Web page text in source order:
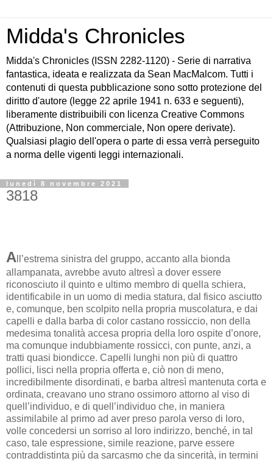
Midda's Chronicles
Midda's Chronicles (ISSN 2282-1120) - Serie di narrativa
fantastica, ideata e realizzata da Sean MacMalcom. Tutti i
contenuti di questa pubblicazione sono sotto protezione del
diritto d'autore (legge 22 aprile 1941 n. 633 e seguenti),
liberamente distribuibili con licenza Creative Commons
(Attribuzione, Non commerciale, Non opere derivate).
Qualsiasi plagio dell'opera o parte di essa verrà perseguito
a norma delle vigenti leggi internazionali.
lunedì 8 novembre 2021
3818
A ll’estrema sinistra del gruppo, accanto alla bionda
allampanata, avrebbe avuto altresì a dover essere
riconosciuto il quinto e ultimo membro di quella schiera,
identificabile in un uomo di media statura, dal fisico asciutto
e, comunque, ben scolpito nella propria muscolatura, e dai
capelli e dalla barba di color castano rossiccio, non della
medesima tonalità accesa propria della loro ospite d’onore,
ma comunque indubbiamente rossicci, con punte, anzi, a
tratti quasi biondicce. Capelli lunghi non più di quattro
pollici, lisci nella propria offerta e, ciò non di meno,
incredibilmente disordinati, e barba altresì mantenuta corta e
ordinata, creavano uno strano ossimoro attorno al viso di
quell’individuo, e di quell’individuo che, in maniera
assimilabile al primo ad aver preso parola verso di loro,
volle concedersi un sorriso al loro indirizzo, benché, in tal
caso, tale espressione, simile reazione, parve essere
contraddistinta più da sarcasmo che da sincerità, in termini